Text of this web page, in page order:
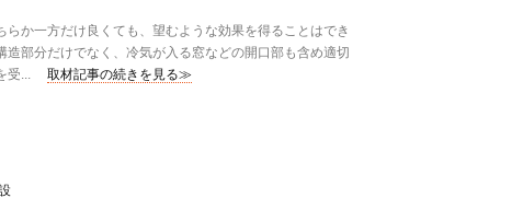
か一方だけ良くても、望むような効果を得ることはでき
造部分だけでなく、冷気が入る窓などの開口部も含め適切
...
取材記事の続きを見る≫